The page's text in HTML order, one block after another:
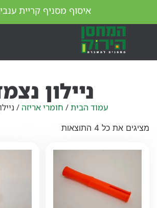
איסוף מסניף קריית
ניילון
עמוד הבית/ חומרי אריזה /
מציגים את כל ⁦4⁩ התוצאות